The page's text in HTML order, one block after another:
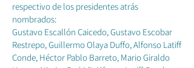
respectivo de los presidentes atrás
nombrados:
Gustavo Escallón Caicedo, Gustavo Escobar
Restrepo, Guillermo Olaya Duffo, Alfonso Latiff
Conde, Héctor Pablo Barreto, Mario Giraldo